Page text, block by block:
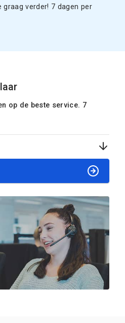
graag verder! 7 dagen per
op de beste service. 7